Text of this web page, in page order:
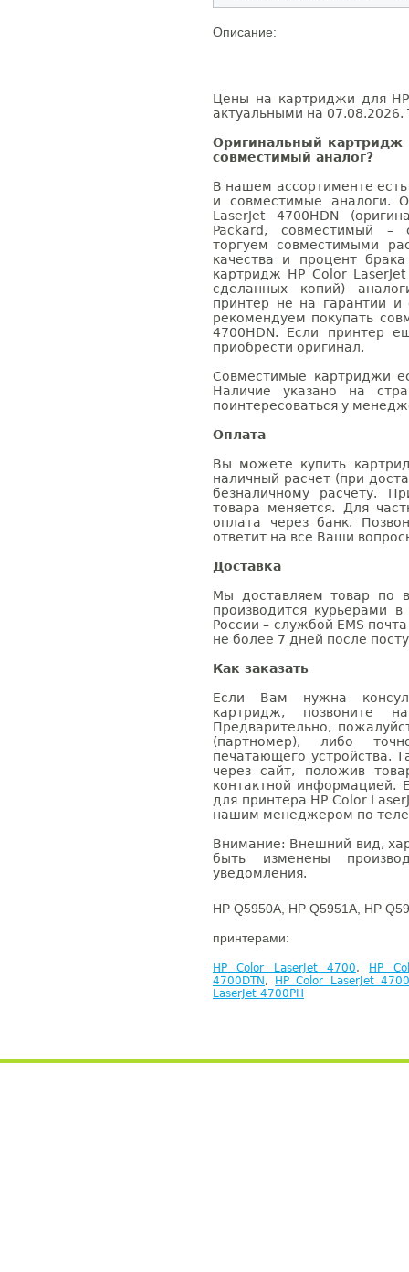
Описание:
Цены на картриджи для
актуальными на 07.08.2026.
Оригинальный картридж
совместимый аналог?
В нашем ассортименте
и совместимые аналоги.
LaserJet 4700HDN
Packard, совместимый –
торгуем совместимыми
качества и процент
картридж HP Color
сделанных копий)
принтер не на гарантии
рекомендуем покупать
4700HDN. Если принтер
приобрести оригинал.
Совместимые картриджи
Наличие указано на
поинтересоваться у
Оплата
Вы можете купить
наличный расчет (при
безналичному расчету.
товара меняется. Для
оплата через банк.
ответит на все Ваши
Доставка
Мы доставляем товар по
производится курьерами
России – службой EMS
не более 7 дней после
Как заказать
Если Вам нужна
картридж, позвоните
Предварительно,
(партномер), либо
печатающего устройства.
через сайт, положив
контактной информацией.
для принтера HP Color
нашим менеджером по
Внимание: Внешний вид,
быть изменены
уведомления.
HP Q5950A, HP Q5951A, HP
принтерами:
HP Color LaserJet 4700,
HP
4700DTN ,
HP Color LaserJet
LaserJet 4700PH